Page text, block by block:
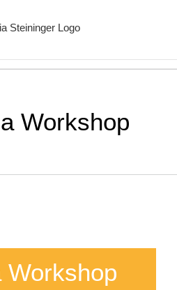
Workshop
Workshop